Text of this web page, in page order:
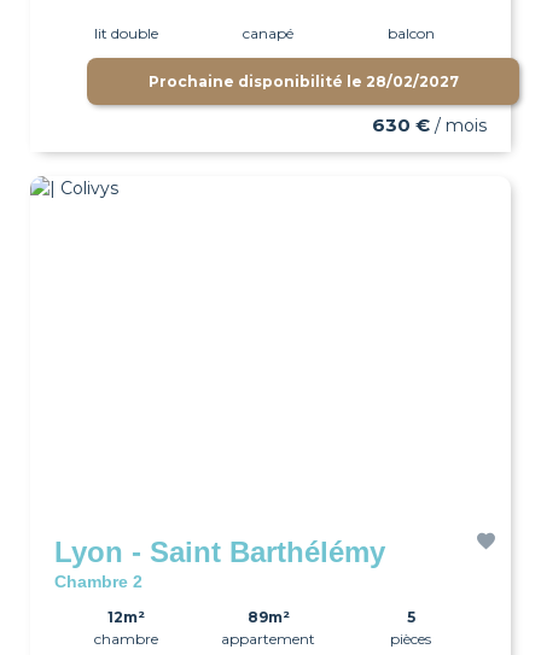
lit double canapé balcon
Prochaine disponibilité le 28/02/2027
630 € / mois
Lyon - Saint Barthélémy
Chambre 2
12m²
chambre
89m²
appartement
5
pièces